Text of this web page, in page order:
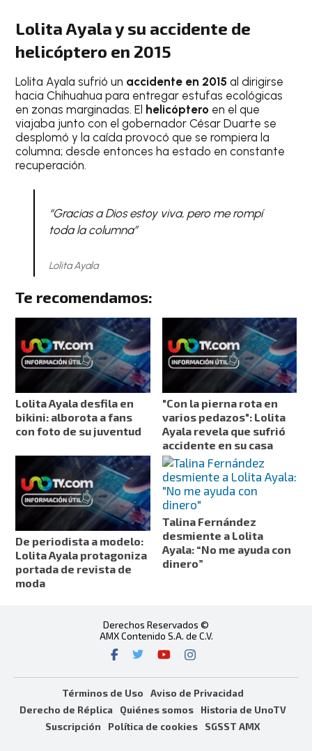
Lolita Ayala y su accidente de
helicóptero en 2015
Lolita Ayala sufrió un accidente en 2015 al dirigirse
hacia Chihuahua para entregar estufas ecológicas
en zonas marginadas. El helicóptero en el que
viajaba junto con el gobernador César Duarte se
desplomó y la caída provocó que se rompiera la
columna; desde entonces ha estado en constante
recuperación.
“Gracias a Dios estoy viva, pero me rompí
toda la columna”
Lolita Ayala
Te recomendamos:
Lolita Ayala desfila en
bikini: alborota a fans
con foto de su juventud
"Con la pierna rota en
varios pedazos": Lolita
Ayala revela que sufrió
accidente en su casa
De periodista a modelo:
Lolita Ayala protagoniza
portada de revista de
moda
Talina Fernández
desmiente a Lolita
Ayala: “No me ayuda con
dinero”
Derechos Reservados ©
AMX Contenido S.A. de C.V.
Términos de Uso
Aviso de Privacidad
Derecho de Réplica
Quiénes somos
Historia de UnoTV
Suscripción
Política de cookies SGSST AMX